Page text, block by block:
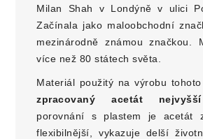
Milan Shah v Londýně v ulici
Začínala jako maloobchodní
mezinárodně známou značkou.
více než 80 státech světa.
Materiál použitý na výrobu
zpracovaný acetát
porovnání s plastem je acetát
flexibilnější, vykazuje delší